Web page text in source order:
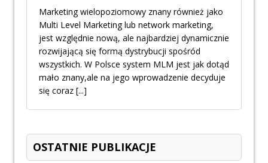
Marketing wielopoziomowy znany również jako
Multi Level Marketing lub network marketing,
jest względnie nową, ale najbardziej dynamicznie
rozwijającą się formą dystrybucji spośród
wszystkich. W Polsce system MLM jest jak dotąd
mało znany,ale na jego wprowadzenie decyduje
się coraz [...]
OSTATNIE PUBLIKACJE